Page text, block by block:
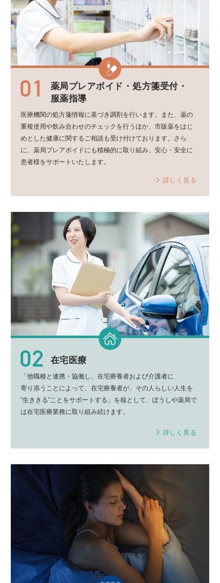
薬局プレアボイド・ 処方箋受付・
服薬指導
医療機関の処方箋情報に基づき調剤を行います。また、薬の
重複使用や飲み合わせのチェックを行うほか、市販薬をはじ
めとした健康に関するご相談も受け付けております。さら
に、薬局プレアボイドにも積極的に取り組み、安心・安全に
患者様をサポートいたします。
詳しく見る
在宅医療
「他職種と連携・協働し、在宅療養者および介護者に
寄り添う ことによって、在宅療養者が、その人らしい 人生を
“生ききる” ことをサポートする」を核として、ぼうしや薬局で
は在宅医療業務に取り組み続けます。
詳しく見る